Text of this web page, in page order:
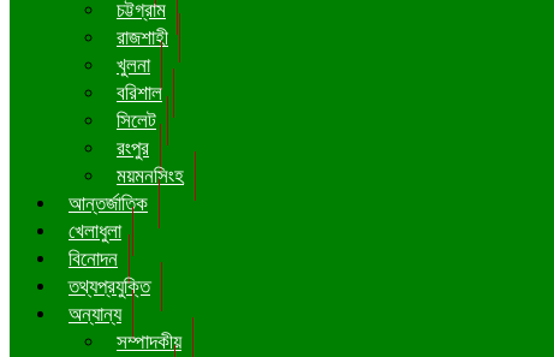
চট্টগ্রাম
রাজশাহী
খুলনা
বরিশাল
সিলেট
রংপুর
ময়মনসিংহ
আন্তর্জাতিক
খেলাধুলা
বিনোদন
তথ্যপ্রযুক্তি
অন্যান্য
সম্পাদকীয়